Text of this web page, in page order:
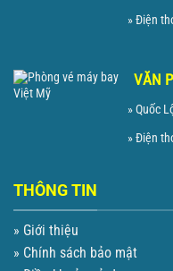
» Điện
VĂN
» Quốc
» Điện
THÔNG TIN
» Giới thiệu
» Chính sách bảo mật